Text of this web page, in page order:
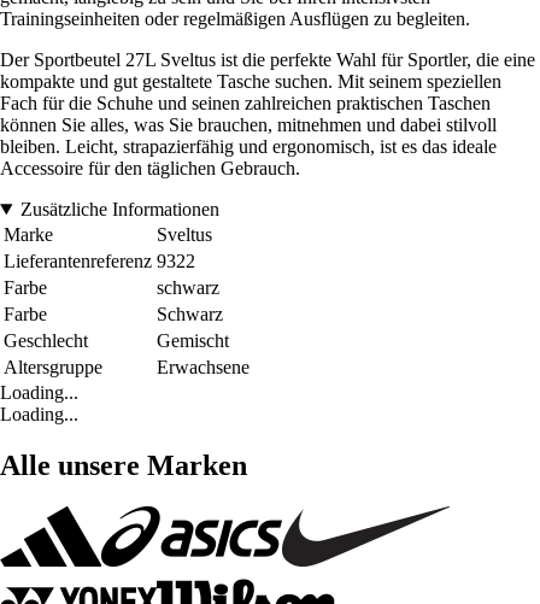
Trainingseinheiten oder regelmäßigen Ausflügen zu begleiten.
Der Sportbeutel 27L Sveltus ist die perfekte Wahl für Sportler, die eine
kompakte und gut gestaltete Tasche suchen. Mit seinem speziellen
Fach für die Schuhe und seinen zahlreichen praktischen Taschen
können Sie alles, was Sie brauchen, mitnehmen und dabei stilvoll
bleiben. Leicht, strapazierfähig und ergonomisch, ist es das ideale
Accessoire für den täglichen Gebrauch.
Zusätzliche Informationen
Marke
Sveltus
Lieferantenreferenz 9322
Farbe
schwarz
Farbe
Schwarz
Geschlecht
Gemischt
Altersgruppe
Erwachsene
Loading...
Loading...
Alle unsere Marken